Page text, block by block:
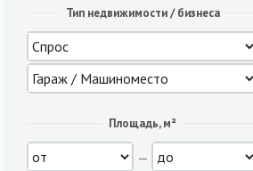
Тип недвижимости / бизнеса
Площадь, м²
—